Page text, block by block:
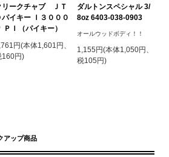
リークチャブ ＪＴ
パイキー Ｉ３０００
ＰＩ（パイキー）
円(本体1,601円、
160円)
ダルトンスペシャル 3/
8oz 6403-038-0903
オールウッドボディ！！
1,155円(本体1,050円、
税105円)
アップ商品